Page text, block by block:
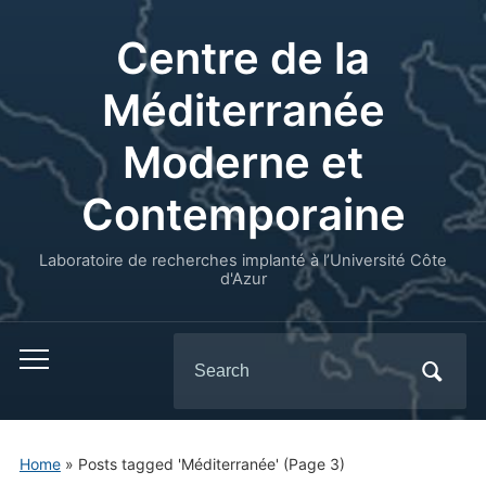
Centre de la
Méditerranée
Moderne et
Contemporaine
Laboratoire de recherches implanté à l’Université Côte
d'Azur
for:
Home» Posts tagged 'Méditerranée' (Page 3)